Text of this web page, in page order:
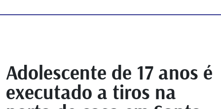
Adolescente de 17 anos é
executado a tiros na